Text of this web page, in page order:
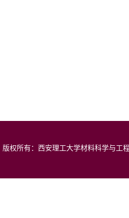
版权所有：西安理工大学材料科学与工